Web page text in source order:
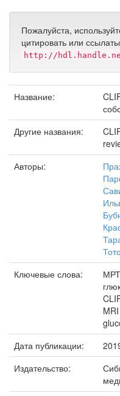
Пожалуйста,
цитировать или
http://
Название:
Другие названия:
Авторы:
Ключевые слова:
МРТ
MRI
Дата публикации:
Издательство: